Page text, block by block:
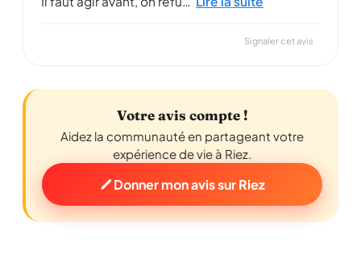
Signaler cet avis
Votre avis compte !
Aidez la communauté en partageant votre
expérience de vie à Riez.
Donner mon avis sur Riez